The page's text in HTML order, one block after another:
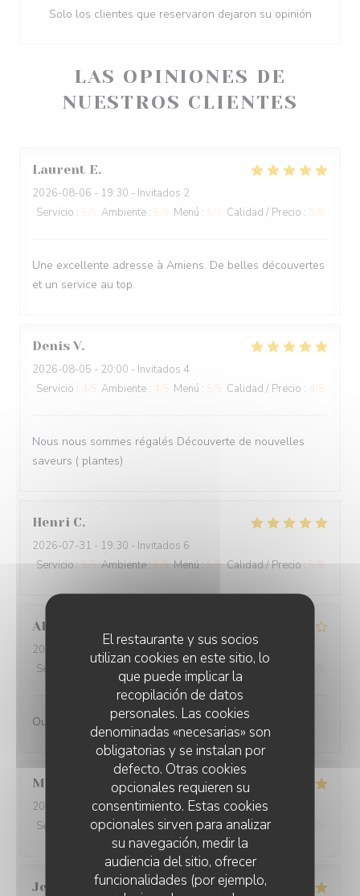
El restaurante y sus socios
utilizan cookies en este sitio, lo
que puede implicar la
recopilación de datos
personales. Las cookies
denominadas «necesarias» son
obligatorias y se instalan por
defecto. Otras cookies
opcionales requieren su
consentimiento. Estas cookies
opcionales sirven para analizar
su navegación, medir la
audiencia del sitio, ofrecer
funcionalidades (por ejemplo,
LAS OPINIONES DE
NUESTROS CLIENTES
Laurent E
2026-08-06 - 19:30 - Invitados 2
Servicio : Ambiente : Menú : Calidad / Precio :
Une excellente adresse à Amiens. De belles découvertes
et un service au top.
Denis V
2026-08-05 - 20:00 - Invitados 4
Servicio : Ambiente : Menú : Calidad / Precio :
Nous nous sommes régalés Découverte de nouvelles
saveurs ( plantes)
Henri C
2026-07-31 - 19:30 - Invitados 6
Servicio:5/5 Ambiente:5/5 Menú:5/5 Calidad / Precio: 5/5
Alain
2026-07-31
- 19:30 - Invitados 2
Servicio
Menú 4 Calidad / Precio
Oui
Martine
2026-07-30 - 20:00 - Invitados 2
Servicio
/5 Ambiente: 5/5 Menú: 5/5 Calidad / Precio
Jean-Baptiste J
Solo los clientes que reservaron dejaron su opinión